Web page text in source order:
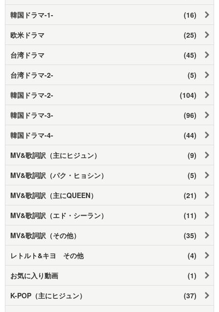
韓国ドラマ-1- (16)
欧米ドラマ (25)
台湾ドラマ (45)
台湾ドラマ-2- (5)
韓国ドラマ-2- (104)
韓国ドラマ-3- (96)
韓国ドラマ-4- (44)
MV&歌詞訳（主にヒジュン） (9)
MV&歌詞訳（パク・ヒョシン） (5)
MV&歌詞訳（主にQUEEN） (21)
MV&歌詞訳（エド・シーラン） (11)
MV&歌詞訳（その他） (35)
レトルト&キヨ その他 (4)
お気に入り動画 (1)
K-POP（主にヒジュン） (37)